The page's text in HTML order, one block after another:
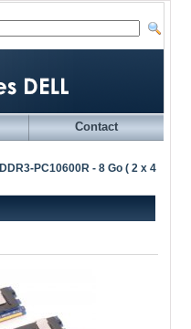
Contact
PC10600R - 8 Go ( 2 x 4